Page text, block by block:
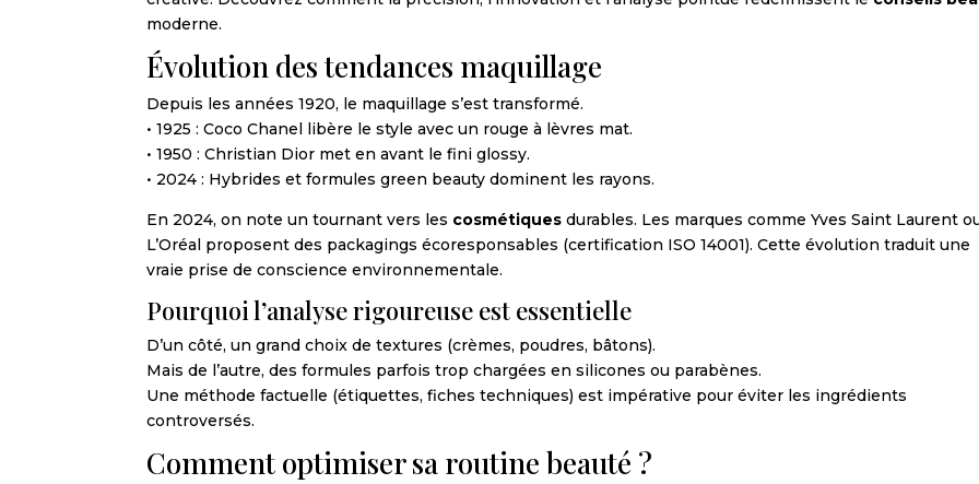
moderne.
Évolution des tendances maquillage
Depuis les années 1920, le maquillage s’est transformé.
• 1925 : Coco Chanel libère le style avec un rouge à lèvres mat.
• 1950 : Christian Dior met en avant le fini glossy.
• 2024 : Hybrides et formules green beauty dominent les rayons.
En 2024, on note un tournant vers les cosmétiques durables. Les marques comme Yves Saint Laurent
L’Oréal proposent des packagings écoresponsables (certification ISO 14001). Cette évolution traduit une
vraie prise de conscience environnementale.
Pourquoi l’analyse rigoureuse est essentielle
D’un côté, un grand choix de textures (crèmes, poudres, bâtons).
Mais de l’autre, des formules parfois trop chargées en silicones ou parabènes.
Une méthode factuelle (étiquettes, fiches techniques) est impérative pour éviter les ingrédients
controversés.
Comment optimiser sa routine beauté ?